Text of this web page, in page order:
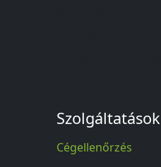
Szolgáltatások
Cégellenőrzés